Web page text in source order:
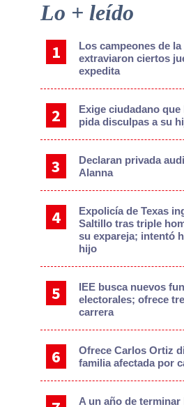
Primary
Lo + leído
Los campeones de
extraviaron ciertos
expedita
Exige ciudadano
pida disculpas a su
Declaran privada
Alanna
Expolicía de Texas
Saltillo tras triple
su expareja; intentó
hijo
IEE busca nuevos
electorales; ofrece
carrera
Ofrece Carlos Ortiz
familia afectada por
A un año de terminar